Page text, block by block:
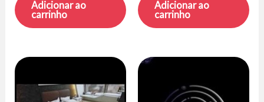
Adicionar ao
carrinho
Adicionar ao
carrinho